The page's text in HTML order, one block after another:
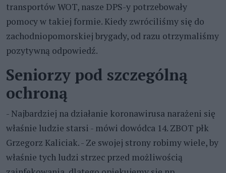
transportów WOT, nasze DPS-y potrzebowały
pomocy w takiej formie. Kiedy zwróciliśmy się do
zachodniopomorskiej brygady, od razu otrzymaliśmy
pozytywną odpowiedź.
Seniorzy pod szczególną
ochroną
- Najbardziej na działanie koronawirusa narażeni się
właśnie ludzie starsi - mówi dowódca 14. ZBOT płk
Grzegorz Kaliciak. - Ze swojej strony robimy wiele, by
właśnie tych ludzi strzec przed możliwością